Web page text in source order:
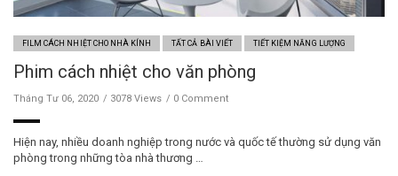
FILM CÁCH NHIỆT CHO NHÀ KÍNH TẤT CẢ BÀI VIẾT TIẾT KIỆM NĂNG LƯỢNG
Phim cách nhiệt cho văn phòng
Tháng Tư 06, 2020 3078 Views 0 Comment
Hiện nay, nhiều doanh nghiệp trong nước và quốc tế thường sử dụng văn
phòng trong những tòa nhà thương …